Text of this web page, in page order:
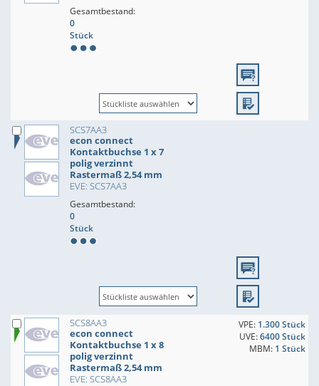
Gesamtbestand:
0
Stück
SCS7AA3
econ connect
Kontaktbuchse 1 x 7
polig verzinnt
Rastermaß 2,54 mm
EVE: SCS7AA3
Gesamtbestand:
0
Stück
SCS8AA3
econ connect
Kontaktbuchse 1 x 8
polig verzinnt
Rastermaß 2,54 mm
EVE: SCS8AA3
VPE: 1.300 Stück
UVE:6400 Stück
MBM: 1 Stück